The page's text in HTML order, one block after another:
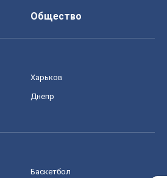
Общество
Харьков
Днепр
Баскетбол